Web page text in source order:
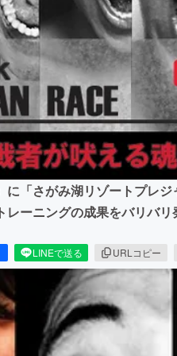
・地域活性化
に「さがみ湖リゾートプレ
レーニングの成果をバリバ
LINEで送る URLコピー